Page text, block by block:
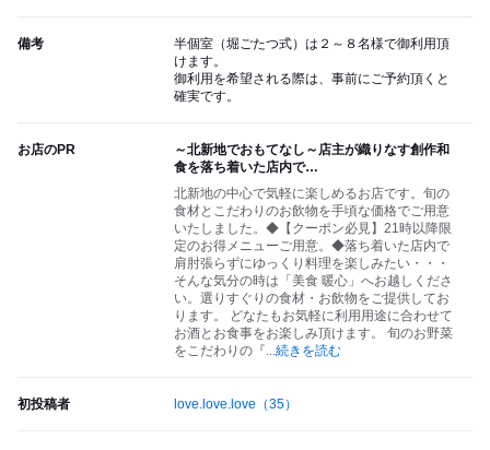
備考
半個室（堀ごたつ式）は２～８名様で御利用頂
けます。
御利用を希望される際は、事前にご予約頂くと
確実です。
お店のPR
～北新地でおもてなし～店主が織りなす創作和
食を落ち着いた店内で…
北新地の中心で気軽に楽しめるお店です。旬の
食材とこだわりのお飲物を手頃な価格でご用意
いたしました。◆【クーポン必見】21時以降限
定のお得メニューご用意。◆落ち着いた店内で
肩肘張らずにゆっくり料理を楽しみたい・・・
そんな気分の時は「美食 暖心」へお越しくださ
い。選りすぐりの食材・お飲物をご提供してお
ります。 どなたもお気軽に利用用途に合わせて
お酒とお食事をお楽しみ頂けます。 旬のお野菜
をこだわりの『...続きを読む
初投稿者 love.love.love （35）